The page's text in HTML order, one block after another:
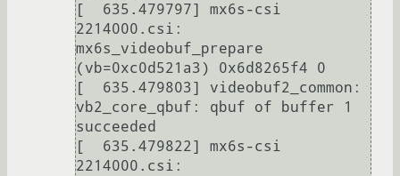
[  635.479797] mx6s-csi
2214000.csi:
mx6s_videobuf_prepare
(vb=0xc0d521a3) 0x6d8265f4 0
[  635.479803] videobuf2_common:
vb2_core_qbuf: qbuf of buffer 1
succeeded
[  635.479822] mx6s-csi
2214000.csi: